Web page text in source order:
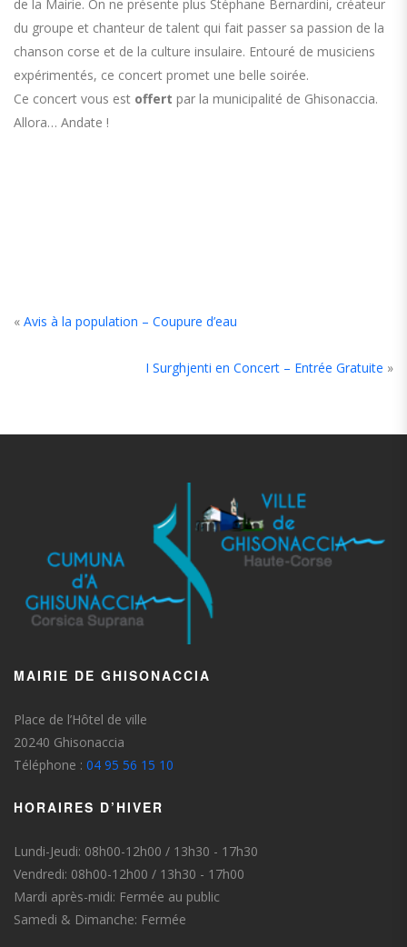
de la Mairie. On ne présente plus Stéphane Bernardini, créateur
du groupe et chanteur de talent qui fait passer sa passion de la
chanson corse et de la culture insulaire. Entouré de musiciens
expérimentés, ce concert promet une belle soirée.
Ce concert vous est offert par la municipalité de Ghisonaccia.
Allora… Andate !
« Avis à la population – Coupure d’eau
I Surghjenti en Concert – Entrée Gratuite »
MAIRIE DE GHISONACCIA
Place de l’Hôtel de ville
20240 Ghisonaccia
Téléphone : 04 95 56 15 10
HORAIRES D’HIVER
Lundi-Jeudi: 08h00-12h00 / 13h30 - 17h30
Vendredi: 08h00-12h00 / 13h30 - 17h00
Mardi après-midi: Fermée au public
Samedi & Dimanche: Fermée